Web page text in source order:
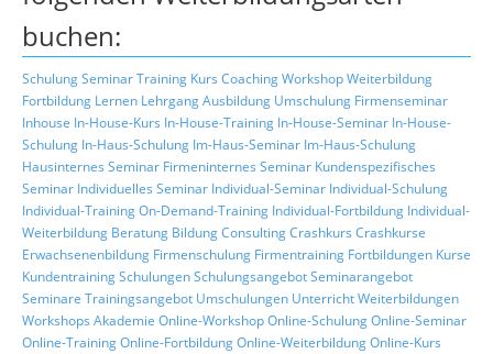
buchen:
SchulungSeminarTraining Kurs CoachingWorkshopWeiterbildung
Fortbildung Lernen LehrgangAusbildung Umschulung Firmenseminar
Inhouse In-House-Kurs In-House-Training In-House-Seminar In-House-
Schulung In-Haus-Schulung Im-Haus-Seminar Im-Haus-Schulung
Hausinternes Seminar Firmeninternes Seminar Kundenspezifisches
Seminar Individuelles Seminar Individual-Seminar Individual-Schulung
Individual-TrainingOn-Demand-Training Individual-Fortbildung Individual-
Weiterbildung Beratung BildungConsultingCrashkurs Crashkurse
Erwachsenenbildung Firmenschulung Firmentraining Fortbildungen Kurse
KundentrainingSchulungenSchulungsangebotSeminarangebot
Seminare Trainingsangebot Umschulungen UnterrichtWeiterbildungen
Workshops Akademie Online-WorkshopOnline-SchulungOnline-Seminar
Online-TrainingOnline-FortbildungOnline-WeiterbildungOnline-Kurs